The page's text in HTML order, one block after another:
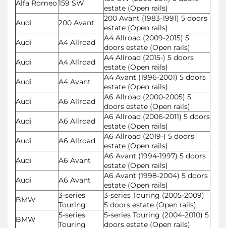
Alfa Romeo159 SW
estate (Open rails)
Audi
200 Avant
200 Avant (1983-1991) 5 doors
estate (Open rails)
Audi
A4 Allroad
A4 Allroad (2009-2015) 5
doors estate (Open rails)
Audi
A4 Allroad
A4 Allroad (2015-) 5 doors
estate (Open rails)
Audi
A4 Avant
A4 Avant (1996-2001) 5 doors
estate (Open rails)
Audi
A6 Allroad
A6 Allroad (2000-2005) 5
doors estate (Open rails)
Audi
A6 Allroad
A6 Allroad (2006-2011) 5 doors
estate (Open rails)
Audi
A6 Allroad
A6 Allroad (2019-) 5 doors
estate (Open rails)
Audi
A6 Avant
A6 Avant (1994-1997) 5 doors
estate (Open rails)
Audi
A6 Avant
A6 Avant (1998-2004) 5 doors
estate (Open rails)
BMW
3-series
Touring
3-series Touring (2005-2009)
5 doors estate (Open rails)
BMW
5-series
Touring
5-series Touring (2004-2010) 5
doors estate (Open rails)